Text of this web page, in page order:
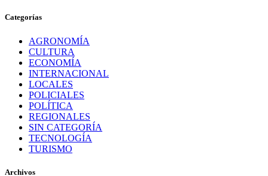
Categorías
AGRONOMÍA
CULTURA
ECONOMÍA
INTERNACIONAL
LOCALES
POLICIALES
POLÍTICA
REGIONALES
SIN CATEGORÍA
TECNOLOGÍA
TURISMO
Archivos